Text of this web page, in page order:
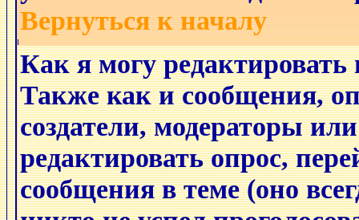
Вернуться к началу
Как я могу редактировать
Также как и сообщения,
создатели, модераторы
редактировать опрос,
сообщения в теме (оно